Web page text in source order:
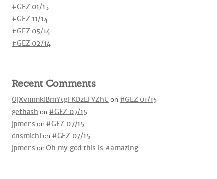
#GEZ 01/15
#GEZ 11/14
#GEZ 05/14
#GEZ 02/14
Recent Comments
OjXvmmkIBmYcgFKDzEFVZhU on #GEZ 01/15
gethash on #GEZ 07/15
jpmens on #GEZ 07/15
dnsmichi on #GEZ 07/15
jpmens on Oh my god this is #amazing